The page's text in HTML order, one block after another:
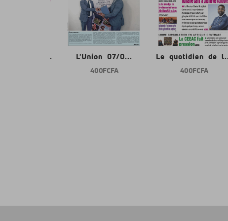
de l... L'Union 07/0...
400 FCFA
Le quotidien de
400 FCFA